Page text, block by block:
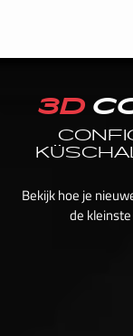
3D
Bekijk hoe je
de